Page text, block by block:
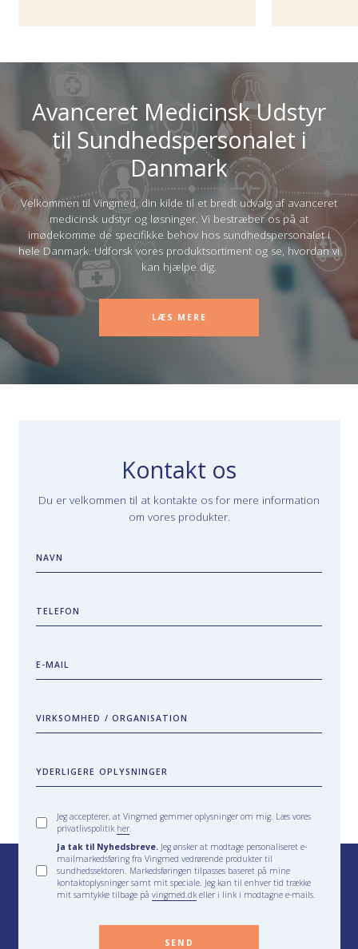
Avanceret Medicinsk Udstyr
til Sundhedspersonalet i
Danmark
Velkommen til Vingmed, din kilde til et bredt udvalg af avanceret
medicinsk udstyr og løsninger. Vi bestræber os på at
imødekomme de specifikke behov hos sundhedspersonalet i
hele Danmark. Udforsk vores produktsortiment og se, hvordan vi
kan hjælpe dig.
LÆS MERE
Kontakt os
Du er velkommen til at kontakte os for mere information
om vores produkter.
NAVN
TELEFON
E-MAIL
VIRKSOMHED / ORGANISATION
YDERLIGERE OPLYSNINGER
Jeg accepterer, at Vingmed gemmer oplysninger om mig. Læs vores
privatlivspolitik her.
Ja tak til Nyhedsbreve. Jeg ønsker at modtage personaliseret e-
mailmarkedsføring fra Vingmed vedrørende produkter til
sundhedssektoren. Markedsføringen tilpasses baseret på mine
kontaktoplysninger samt mit speciale. Jeg kan til enhver tid trække
mit samtykke tilbage påvingmed.dk eller i link i modtagne e-mails.
SEND